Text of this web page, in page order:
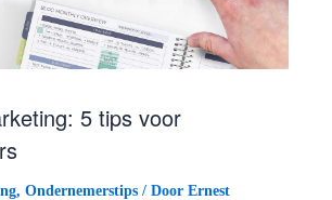
5 tips voor
, Ondernemerstips / Door Ernest